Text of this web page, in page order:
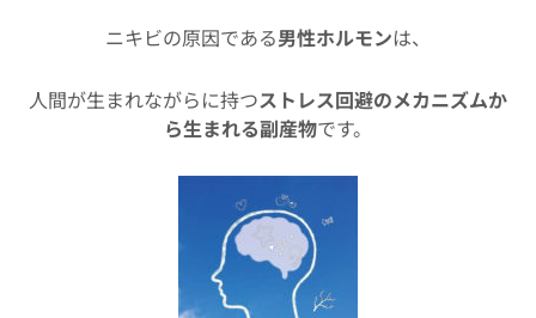
ニキビの原因である男性ホルモンは、
人間が生まれながらに持つストレス回避のメカニズムか
ら生まれる副産物です。